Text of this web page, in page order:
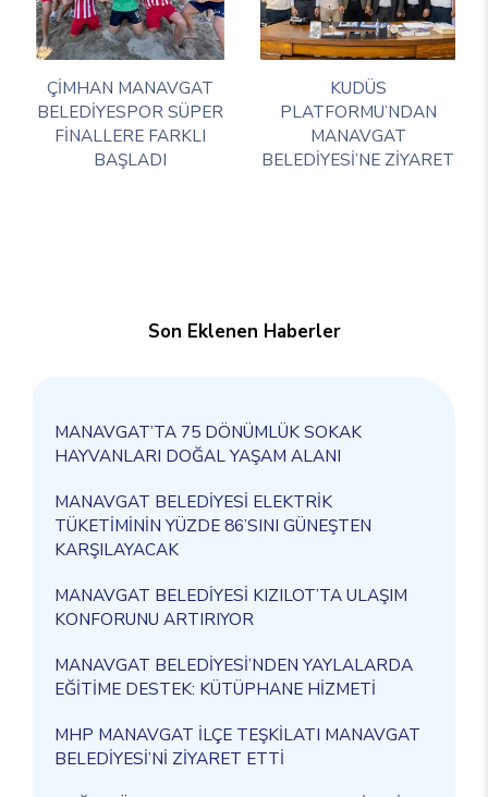
ÇİMHAN MANAVGAT
BELEDİYESPOR SÜPER
FİNALLERE FARKLI
BAŞLADI
KUDÜS
PLATFORMU’NDAN
MANAVGAT
BELEDİYESİ’NE ZİYARET
Son Eklenen Haberler
MANAVGAT’TA 75 DÖNÜMLÜK SOKAK
HAYVANLARI DOĞAL YAŞAM ALANI
MANAVGAT BELEDİYESİ ELEKTRİK
TÜKETİMİNİN YÜZDE 86’SINI GÜNEŞTEN
KARŞILAYACAK
MANAVGAT BELEDİYESİ KIZILOT’TA ULAŞIM
KONFORUNU ARTIRIYOR
MANAVGAT BELEDİYESİ’NDEN YAYLALARDA
EĞİTİME DESTEK: KÜTÜPHANE HİZMETİ
MHP MANAVGAT İLÇE TEŞKİLATI MANAVGAT
BELEDİYESİ’Nİ ZİYARET ETTİ